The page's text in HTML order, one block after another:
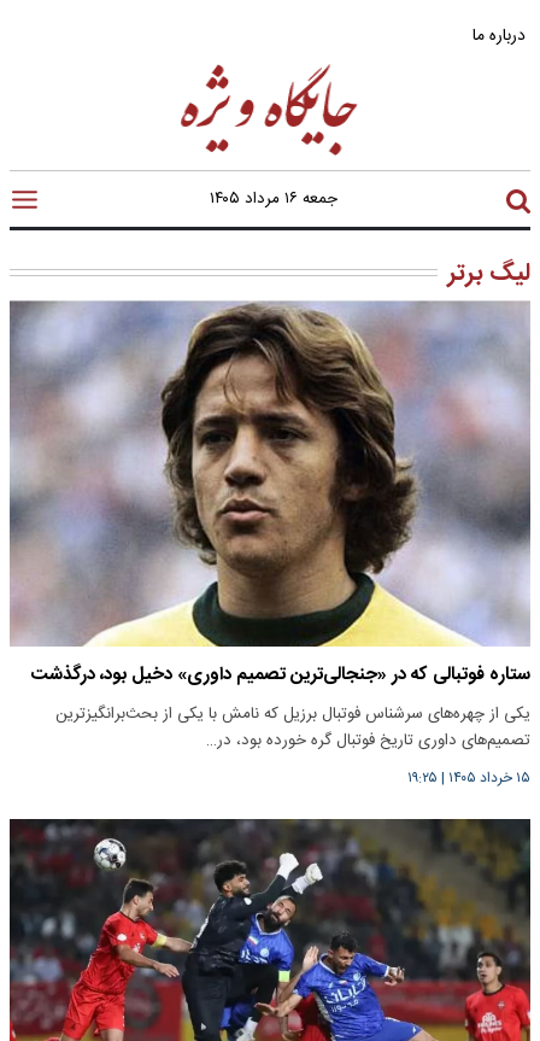
درباره ما
جمعه ۱۶ مرداد ۱۴۰۵
لیگ برتر
ستاره فوتبالی که در «جنجالی‌ترین تصمیم داوری» دخیل بود، درگذشت
یکی از چهره‌های سرشناس فوتبال برزیل که نامش با یکی از بحث‌برانگیزترین
تصمیم‌های داوری تاریخ فوتبال گره خورده بود، در…
۱۵ خرداد ۱۴۰۵ | ۱۹:۲۵